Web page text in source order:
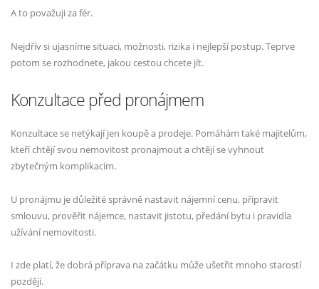
A to považuji za fér.
Nejdřív si ujasníme situaci, možnosti, rizika i nejlepší postup. Teprve
potom se rozhodnete, jakou cestou chcete jít.
Konzultace před pronájmem
Konzultace se netýkají jen koupě a prodeje. Pomáhám také majitelům,
kteří chtějí svou nemovitost pronajmout a chtějí se vyhnout
zbytečným komplikacím.
U pronájmu je důležité správně nastavit nájemní cenu, připravit
smlouvu, prověřit nájemce, nastavit jistotu, předání bytu i pravidla
užívání nemovitosti.
I zde platí, že dobrá příprava na začátku může ušetřit mnoho starostí
později.